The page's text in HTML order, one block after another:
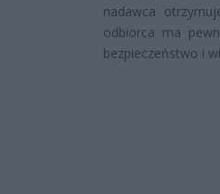
nadawca
odbiorca ma
bezpieczeństwo i